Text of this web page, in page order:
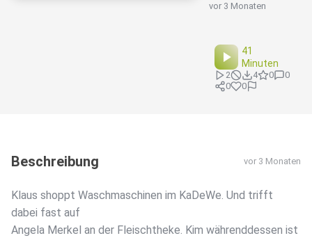
vor 3 Monaten
41
Minuten
2 4 0
0
0
0
Beschreibung vor 3 Monaten
Klaus shoppt Waschmaschinen im KaDeWe. Und trifft
dabei fast auf
Angela Merkel an der Fleischtheke. Kim währenddessen ist